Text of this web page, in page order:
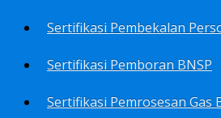
Sertifikasi Pemboran BNSP
Sertifikasi Pemrosesan Gas